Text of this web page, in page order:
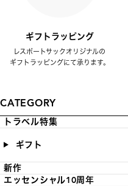
ギフトラッピング
レスポートサックオリジナルの
ギフトラッピングにて承ります。
CATEGORY
トラベル特集
ギフト
新作
エッセンシャル10周年